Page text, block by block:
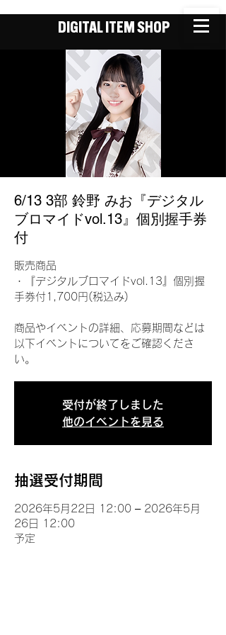
DIGITAL ITEM SHOP
6/13 3部 鈴野 みお『デジタル
ブロマイドvol.13』個別握手券
付
販売商品
・『デジタルブロマイドvol.13』個別握
手券付1,700円(税込み)
商品やイベントの詳細、応募期間などは
以下イベントについてをご確認くださ
い。
受付が終了しました
他のイベントを見る
抽選受付期間
2026年5月22日 12:00 – 2026年5月
26日 12:00
予定